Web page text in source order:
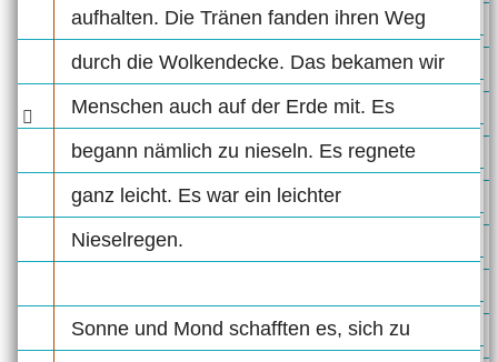
aufhalten. Die Tränen fanden ihren Weg
durch die Wolkendecke. Das bekamen wir
Menschen auch auf der Erde mit. Es
begann nämlich zu nieseln. Es regnete
ganz leicht. Es war ein leichter
Nieselregen.
Sonne und Mond schafften es, sich zu